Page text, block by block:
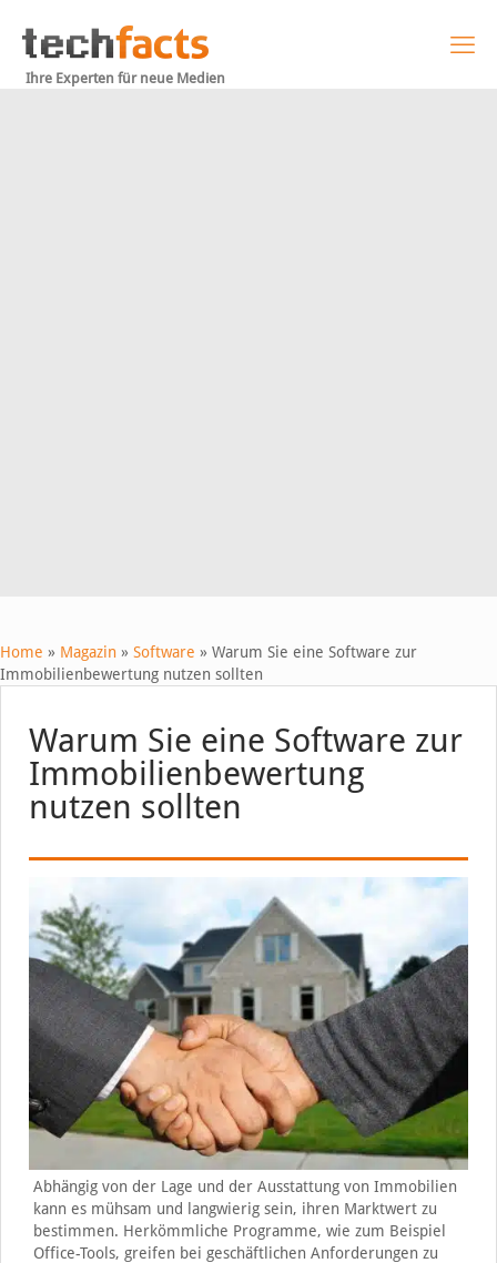
Ihre Experten für neue Medien
Home » Magazin » Software » Warum Sie eine Software zur
Immobilienbewertung nutzen sollten
Warum Sie eine Software zur
Immobilienbewertung
nutzen sollten
Abhängig von der Lage und der Ausstattung von Immobilien
kann es mühsam und langwierig sein, ihren Marktwert zu
bestimmen. Herkömmliche Programme, wie zum Beispiel
Office-Tools, greifen bei geschäftlichen Anforderungen zu